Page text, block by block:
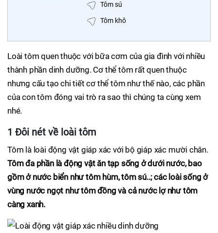
Tôm sú
Tôm khô
Loài tôm quen thuộc với bữa cơm của gia đình với nhiều
thành phần dinh dưỡng. Cơ thể tôm rất quen thuộc
nhưng cấu tạo chi tiết cơ thể tôm như thế nào, các phần
của con tôm đóng vai trò ra sao thì chúng ta cùng xem
nhé.
1 Đôi nét về loài tôm
Tôm là loài động vật giáp xác với bộ giáp xác mười chân.
Tôm đa phần là động vật ăn tạp sống ở dưới nước, bao
gồm ở nước biển như tôm hùm, tôm sú..; các loài sống ở
vùng nước ngọt như tôm đồng và cả nước lợ như tôm
càng xanh.